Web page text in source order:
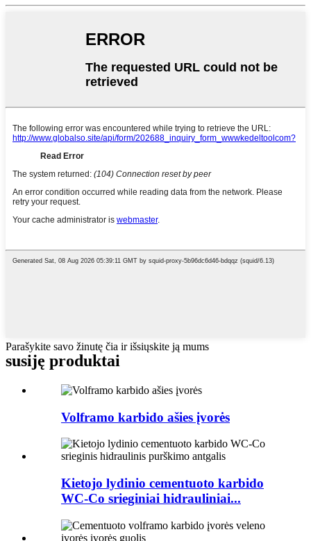
Parašykite savo žinutę čia ir išsiųskite ją mums
susiję produktai
Volframo karbido ašies įvorės
Kietojo lydinio cementuoto karbido
WC-Co srieginiai hidrauliniai...